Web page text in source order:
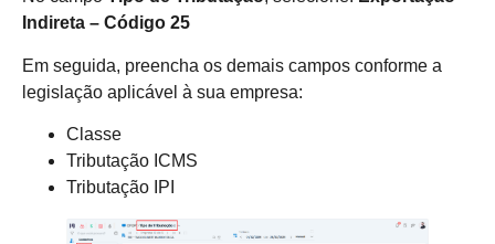
Indireta – Código 25
Em seguida, preencha os demais campos conforme a
legislação aplicável à sua empresa:
Classe
Tributação ICMS
Tributação IPI